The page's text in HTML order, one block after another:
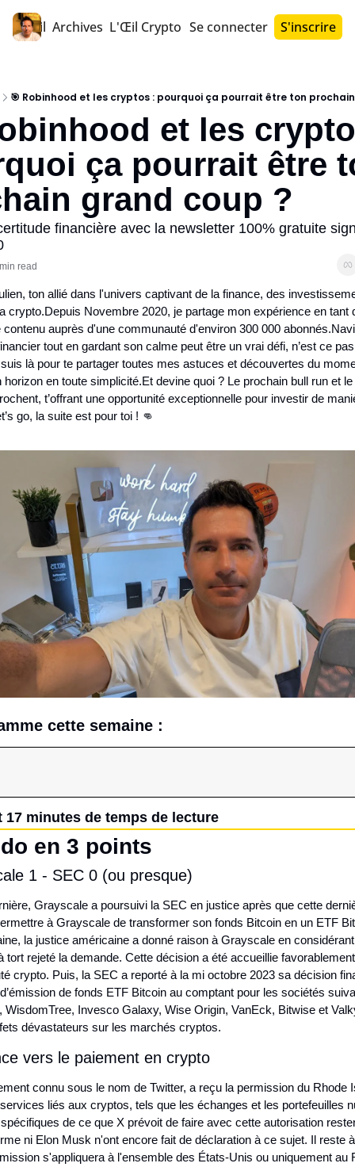
Accueil Archives L'Œil Crypto PRO™Se connecter S'inscrire
🎯 Robinhood et les cryptos : pourquoi ça pourrait être ton
et les
ça pourrait être
grand coup ?
financière avec la newsletter 100% gratuite
read
ton allié dans l'univers captivant de la finance, des
crypto.Depuis Novembre 2020, je partage mon expérience en tant
contenu auprès d'une communauté d'environ 300 000 abonnés.
tout en gardant son calme peut être un vrai défi, n’est ce
là pour te partager toutes mes astuces et découvertes du
horizon en toute simplicité.Et devine quoi ? Le prochain bull run et
t’offrant une opportunité exceptionnelle pour investir de
go, la suite est pour toi ! 👊
cette semaine :
17 minutes de temps de lecture
en 3 points
1 - SEC 0 (ou presque)
Grayscale a poursuivi la SEC en justice après que cette
à Grayscale de transformer son fonds Bitcoin en un ETF
la justice américaine a donné raison à Grayscale en
tort rejeté la demande. Cette décision a été accueillie
crypto. Puis, la SEC a reporté à la mi octobre 2023 sa décision
de fonds ETF Bitcoin au comptant pour les sociétés
WisdomTree, Invesco Galaxy, Wise Origin, VanEck, Bitwise et
dévastateurs sur les marchés cryptos.
vers le paiement en crypto
connu sous le nom de Twitter, a reçu la permission du Rhode
liés aux cryptos, tels que les échanges et les portefeuilles
de ce que X prévoit de faire avec cette autorisation
ni Elon Musk n'ont encore fait de déclaration à ce sujet. Il reste
s'appliquera à l'ensemble des États-Unis ou uniquement au